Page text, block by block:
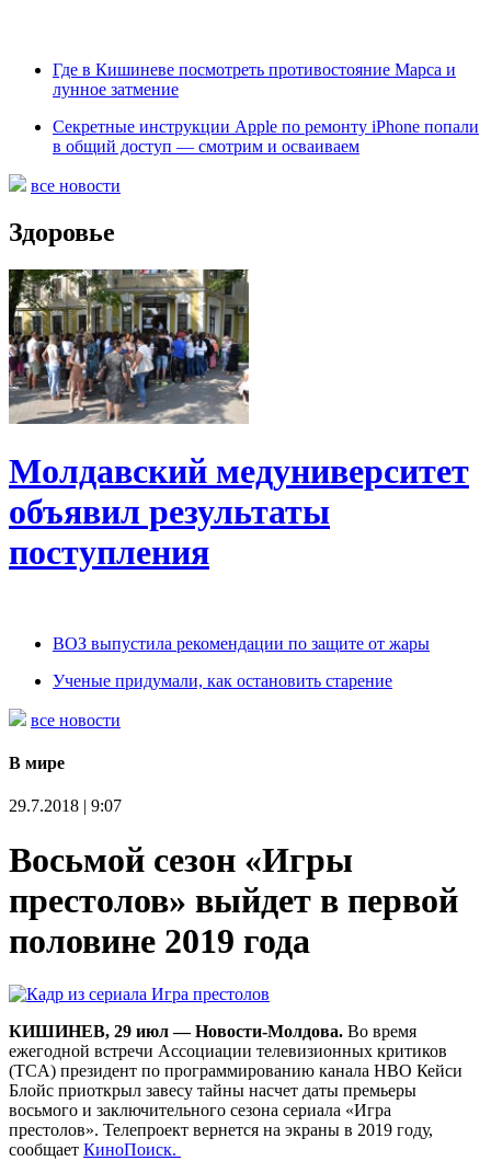
Где в Кишиневе посмотреть противостояние Марса и
лунное затмение
Секретные инструкции Apple по ремонту iPhone попали
в общий доступ — смотрим и осваиваем
все новости
Здоровье
Молдавский медуниверситет
объявил результаты
поступления
ВОЗ выпустила рекомендации по защите от жары
Ученые придумали, как остановить старение
все новости
В мире
29.7.2018 | 9:07
Восьмой сезон «Игры
престолов» выйдет в первой
половине 2019 года
КИШИНЕВ, 29 июл — Новости-Молдова. Во время
ежегодной встречи Ассоциации телевизионных критиков
(TCA) президент по программированию канала HBO Кейси
Блойс приоткрыл завесу тайны насчет даты премьеры
восьмого и заключительного сезона сериала «Игра
престолов». Телепроект вернется на экраны в 2019 году,
сообщает КиноПоиск.